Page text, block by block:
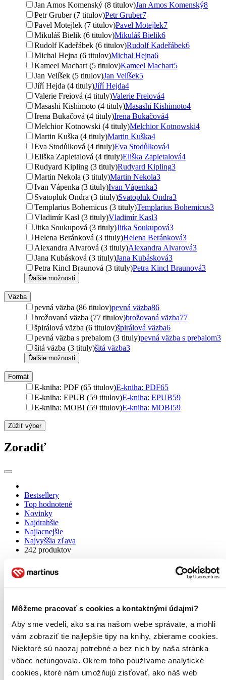
Môžeme pracovať s cookies a kontaktnými údajmi?
Aby sme vedeli, ako sa na našom webe správate, a mohli
vám zobraziť tie najlepšie tipy na knihy, zbierame cookies.
Niektoré sú naozaj potrebné a bez nich by naša stránka
vôbec nefungovala. Okrem toho používame analytické
cookies, ktoré nám umožňujú zisťovať, ako náš web
Jan Amos Komenský (8 titulov)Jan Amos Komenský8
Petr Gruber (7 titulov)Petr Gruber7
Pavel Motejlek (7 titulov)Pavel Motejlek7
Mikuláš Bielik (6 titulov)Mikuláš Bielik6
Rudolf Kadeřábek (6 titulov)Rudolf Kadeřábek6
Michal Hejna (6 titulov)Michal Hejna6
Kameel Machart (5 titulov)Kameel Machart5
Jan Velíšek (5 titulov)Jan Velíšek5
Jiří Hejda (4 tituly)Jiří Hejda4
Valerie Freiová (4 tituly)Valerie Freiová4
Masashi Kishimoto (4 tituly)Masashi Kishimoto4
Irena Bukačová (4 tituly)Irena Bukačová4
Melchior Kotnowski (4 tituly)Melchior Kotnowski4
Martin Kuška (4 tituly)Martin Kuška4
Eva Stodůlková (4 tituly)Eva Stodůlková4
Eliška Zapletalová (4 tituly)Eliška Zapletalová4
Rudyard Kipling (3 tituly)Rudyard Kipling3
Martin Nekola (3 tituly)Martin Nekola3
Ivan Vápenka (3 tituly)Ivan Vápenka3
Svatopluk Ondra (3 tituly)Svatopluk Ondra3
Templarius Bohemicus (3 tituly)Templarius Bohemicus3
Vladimír Kasl (3 tituly)Vladimír Kasl3
Jitka Soukupová (3 tituly)Jitka Soukupová3
Helena Beránková (3 tituly)Helena Beránková3
Alexandra Alvarová (3 tituly)Alexandra Alvarová3
Jana Kubásková (3 tituly)Jana Kubásková3
Petra Kincl Braunová (3 tituly)Petra Kincl Braunová3
Ďalšie možnosti
Väzba
pevná väzba (86 titulov)pevná väzba86
brožovaná väzba (77 titulov)brožovaná väzba77
špirálová väzba (6 titulov)špirálová väzba6
pevná väzba s prebalom (3 tituly)pevná väzba s prebalom3
šitá väzba (3 tituly)šitá väzba3
Ďalšie možnosti
Formát
E-kniha: PDF (65 titulov)E-kniha: PDF65
E-kniha: EPUB (59 titulov)E-kniha: EPUB59
E-kniha: MOBI (59 titulov)E-kniha: MOBI59
Zúžiť výber
Zoradiť
Bestsellery
Top hodnotené
Novinky
Najdrahšie
Najlacnejšie
Najvyššia zľava
242 produktov